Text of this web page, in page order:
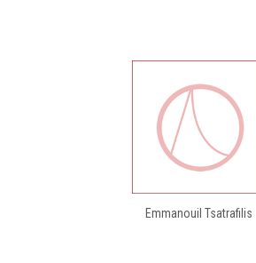
Emmanouil Tsatrafilis